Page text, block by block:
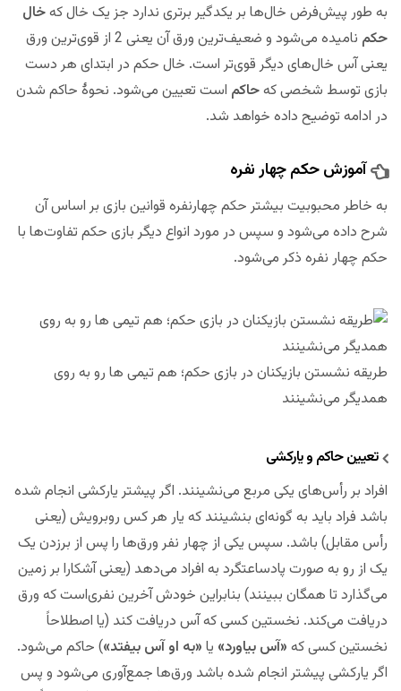
به طور پیش‌فرض خال‌ها بر یکدگیر برتری ندارد جز یک خال کهخال
حکم
نامیده می‌شود و ضعیف‌ترین ورق آن یعنی 2 از قوی‌ترین ورق
یعنی آس خال‌های دیگر قوی‌تر است. خال حکم در ابتدای هر دست
بازی توسط شخصی کهحاکم است تعیین می‌شود. نحوهٔ حاکم شدن
در ادامه توضیح داده خواهد شد.
آموزش حکم چهار نفره
به خاطر محبوبیت بیشتر حکم چهارنفره قوانین بازی بر اساس آن
شرح داده می‌شود و سپس در مورد انواع دیگر بازی حکم تفاوت‌ها با
حکم چهار نفره ذکر می‌شود.
طریقه نشستن بازیکنان در بازی حکم؛ هم تیمی ها رو به روی
همدیگر می‌نشینند
تعیین حاکم و یارکشی
افراد بر رأس‌های یکی مربع می‌نشینند. اگر پیشتر یارکشی انجام شده
باشد فراد باید به گونه‌ای بنشینند که یار هر کس روبرویش (یعنی
رأس مقابل) باشد. سپس یکی از چهار نفر ورق‌ها را پس از برزدن یک
یک از رو به صورت پادساعتگرد به افراد می‌دهد (یعنی آشکارا بر زمین
می‌گذارد تا همگان ببینند) بنابراین خودش آخرین نفری‌است که ورق
دریافت می‌کند. نخستین کسی که آس دریافت کند (یا اصطلاحاً
نخستین کسی که «آس بیاورد» یا «به او آس بیفتد») حاکم می‌شود.
اگر یارکشی پیشتر انجام شده باشد ورق‌ها جمع‌آوری می‌شود و پس